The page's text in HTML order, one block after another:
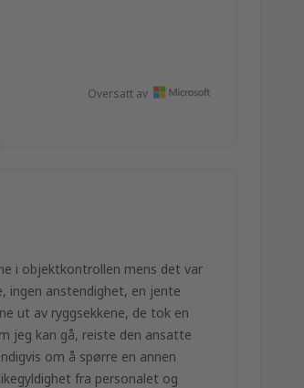
Oversatt av
i objektkontrollen mens det var
ingen anstendighet, en jente
ut av ryggsekkene, de tok en
jeg kan gå, reiste den ansatte
om å spørre en annen
fra personalet og